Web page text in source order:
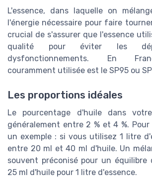
L'essence, dans laquelle on
l'énergie nécessaire pour faire
crucial de s'assurer que l'essence
qualité pour éviter les
dysfonctionnements. En
couramment utilisée est le SP95 ou
Les proportions idéales
Le pourcentage d'huile dans
généralement entre 2 % et 4 %.
un exemple : si vous utilisez 1 litre
entre 20 ml et 40 ml d'huile. Un
souvent préconisé pour un équilibre
25 ml d'huile pour 1 litre d'essence.